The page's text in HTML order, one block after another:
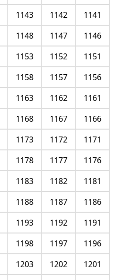
1141
1142
1143
1146
1147
1148
1151
1152
1153
1156
1157
1158
1161
1162
1163
1166
1167
1168
1171
1172
1173
1176
1177
1178
1181
1182
1183
1186
1187
1188
1191
1192
1193
1196
1197
1198
1201
1202
1203